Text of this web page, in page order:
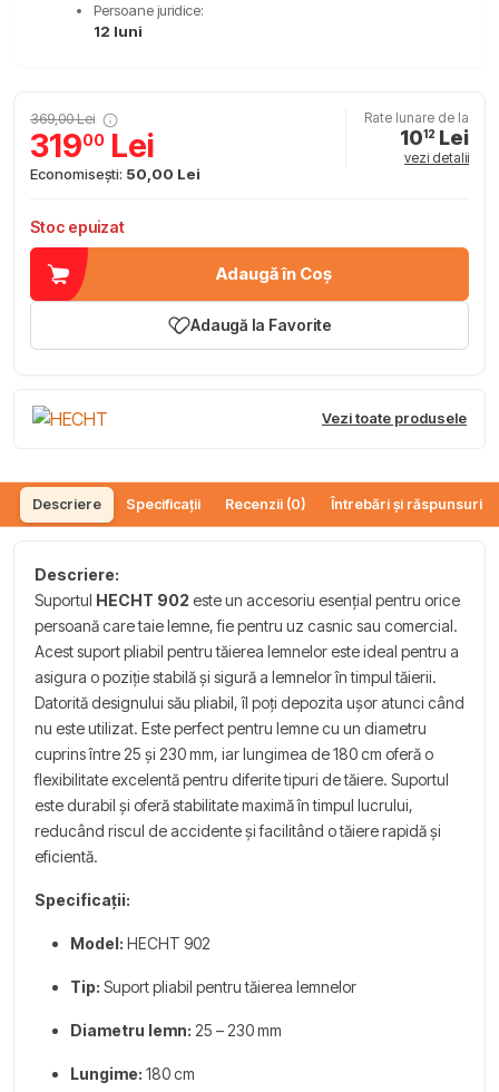
Persoane juridice:
12 luni
369,00 Lei
31900 Lei
Economisești: 50,00 Lei
Rate lunare de la
1012 Lei
vezi detalii
Stoc epuizat
Adaugă în Coș
Adaugă la Favorite
Vezi toate produsele
Descriere Specificații Recenzii (0) Întrebări și răspunsuri
Descriere:
Suportul HECHT 902 este un accesoriu esențial pentru orice
persoană care taie lemne, fie pentru uz casnic sau comercial.
Acest suport pliabil pentru tăierea lemnelor este ideal pentru a
asigura o poziție stabilă și sigură a lemnelor în timpul tăierii.
Datorită designului său pliabil, îl poți depozita ușor atunci când
nu este utilizat. Este perfect pentru lemne cu un diametru
cuprins între 25 și 230 mm, iar lungimea de 180 cm oferă o
flexibilitate excelentă pentru diferite tipuri de tăiere. Suportul
este durabil și oferă stabilitate maximă în timpul lucrului,
reducând riscul de accidente și facilitând o tăiere rapidă și
eficientă.
Specificații:
Model: HECHT 902
Tip: Suport pliabil pentru tăierea lemnelor
Diametru lemn: 25 – 230 mm
Lungime: 180 cm